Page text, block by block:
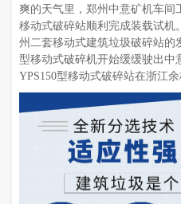
爽的天气里，郑州中意矿机车间
移动式破碎站顺利完成装载试
州二套移动式建筑垃圾破碎站的
型移动式破碎机开始缓缓驶出中
YPS150型移动式破碎站在浙江